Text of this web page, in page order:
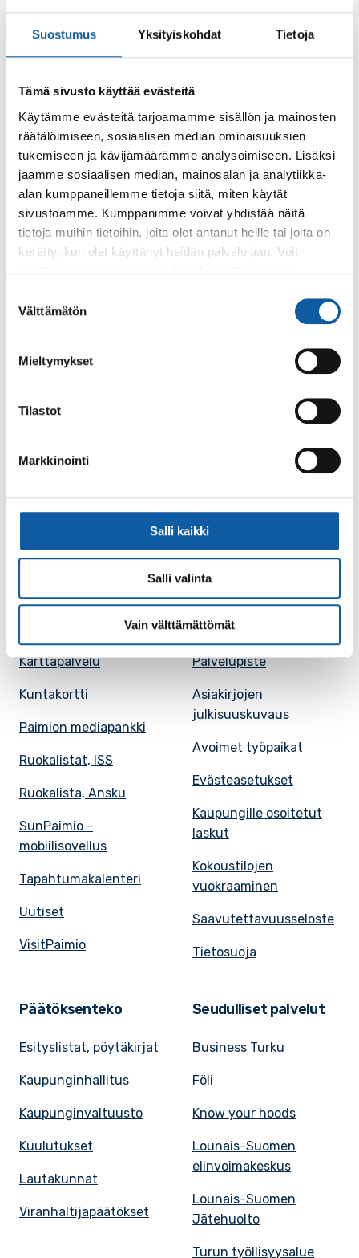
Suostumus Yksityiskohdat Tietoja
Tämä sivusto käyttää evästeitä
Käytämme evästeitä tarjoamamme sisällön ja mainosten
räätälöimiseen, sosiaalisen median ominaisuuksien
tukemiseen ja kävijämäärämme analysoimiseen. Lisäksi
jaamme sosiaalisen median, mainosalan ja analytiikka-
alan kumppaneillemme tietoja siitä, miten käytät
sivustoamme. Kumppanimme voivat yhdistää näitä
tietoja muihin tietoihin, joita olet antanut heille tai joita on
kerätty, kun olet käyttänyt heidän palvelujaan. Voit
valinta
Välttämätön
Mieltymykset
Tilastot
Markkinointi
Salli kaikki
Salli valinta
Vain välttämättömät
Palaute
FacebookInstagramYoutube
Karttapalvelu
Kuntakortti
Paimion mediapankki
Ruokalistat, ISS
Ruokalista, Ansku
SunPaimio -
mobiilisovellus
Tapahtumakalenteri
Uutiset
VisitPaimio
Yhteystietohaku
Palvelupiste
Asiakirjojen
julkisuuskuvaus
Avoimet työpaikat
Evästeasetukset
Kaupungille osoitetut
laskut
Kokoustilojen
vuokraaminen
Saavutettavuusseloste
Tietosuoja
Päätöksenteko
Esityslistat, pöytäkirjat
Kaupunginhallitus
Kaupunginvaltuusto
Kuulutukset
Lautakunnat
Viranhaltijapäätökset
Seudulliset palvelut
Business Turku
Föli
Know your hoods
Lounais-Suomen
elinvoimakeskus
Lounais-Suomen
Jätehuolto
Turun työllisyysalue